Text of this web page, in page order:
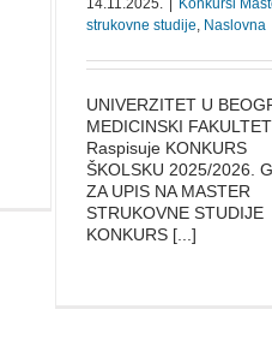
14.11.2025.
Konkursi
strukovne studije, Naslovna
UNIVERZITET U
MEDICINSKI FAKULTET
Raspisuje KONKURS
ŠKOLSKU 2025/⁠2026.
ZA UPIS NA MASTER
STRUKOVNE STUDIJE
KONKURS [...]